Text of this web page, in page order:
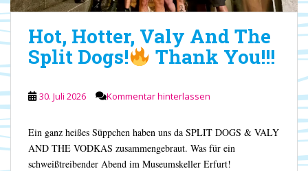
Hot, Hotter, Valy And The
Split Dogs!
Thank You!!!
30. Juli 2026 Kommentar hinterlassen
Ein ganz heißes Süppchen haben uns da SPLIT DOGS & VALY
AND THE VODKAS zusammengebraut. Was für ein
schweißtreibender Abend im Museumskeller Erfurt!